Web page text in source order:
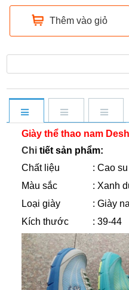
Thêm vào giỏ
Giày thể thao nam
Chi tiết sản phẩm:
Chất liệu
: Cao
Màu sắc
: Xanh
Loại giày
: Giày
Kích thước
: 39-44